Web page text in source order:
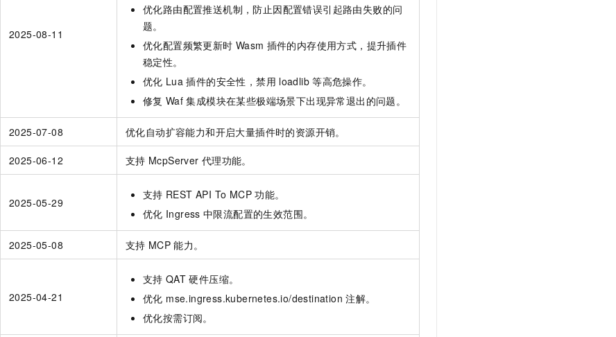
2025-08-11
优化路由配置推送机制，防止因配置错误引起路由失败的问
题。
优化配置频繁更新时 Wasm 插件的内存使用方式，提升插件
稳定性。
优化 Lua 插件的安全性，禁用 loadlib 等高危操作。
修复 Waf 集成模块在某些极端场景下出现异常退出的问题。
2025-07-08 优化自动扩容能力和开启大量插件时的资源开销。
2025-06-12 支持 McpServer 代理功能。
2025-05-29
支持 REST API To MCP 功能。
优化 Ingress 中限流配置的生效范围。
2025-05-08 支持 MCP 能力。
2025-04-21
支持 QAT 硬件压缩。
优化 mse.ingress.kubernetes.io/destination 注解。
优化按需订阅。